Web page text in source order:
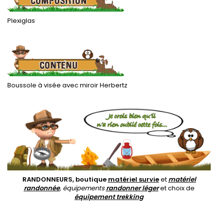
Plexiglas
.
Boussole à visée avec miroir Herbertz
.
RANDONNEURS, boutique matériel survieet matériel
randonnée, équipementsrandonner légeret choix de
équipement trekking